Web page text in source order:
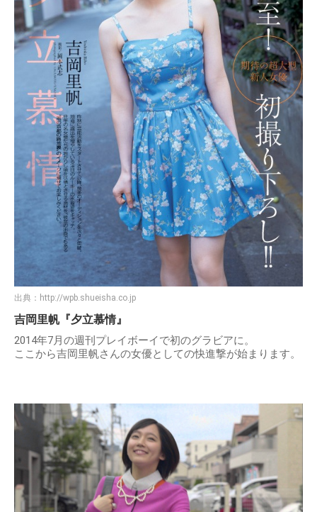
出典： http://wpb.shueisha.co.jp
吉岡里帆『夕立慕情』
2014年7月の週刊プレイボーイで初のグラビアに。
ここから吉岡里帆さんの女優としての快進撃が始まります。